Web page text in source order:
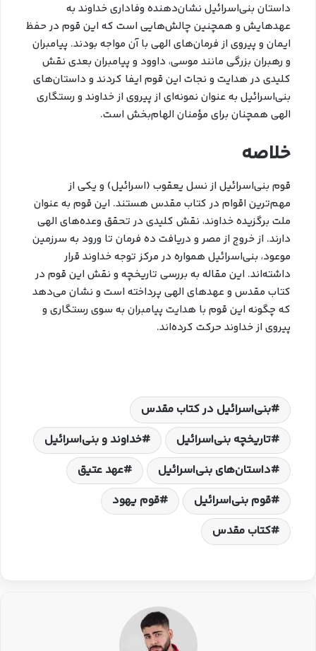
داستان بنی‌اسرائیل نشان‌دهنده وفاداری خداوند به
عهدهایش و همچنین چالش‌هایی است که این قوم در حفظ
ایمان و پیروی از فرمان‌های الهی با آن مواجه بودند. پیامبران
و رهبران بزرگی مانند موسی، داوود و پیامبران بعدی نقش
کلیدی در هدایت و نجات این قوم ایفا کردند و داستان‌های
بنی‌اسرائیل به عنوان نمونه‌ای از پیروی از خداوند و رستگاری
الهی همچنان برای مؤمنان الهام‌بخش است.
خلاصه
قوم بنی‌اسرائیل از نسل یعقوب (اسرائیل) و یکی از
مهم‌ترین اقوام در کتاب مقدس هستند. این قوم به عنوان
ملت برگزیده خداوند، نقش کلیدی در تحقق وعده‌های الهی
دارند. از خروج از مصر و دریافت ده فرمان تا ورود به سرزمین
موعود، بنی‌اسرائیل همواره در مرکز توجه خداوند قرار
داشته‌اند. این مقاله به بررسی تاریخچه و نقش این قوم در
کتاب مقدس و عهدهای الهی پرداخته است و نشان می‌دهد
که چگونه این قوم با هدایت پیامبران به سوی رستگاری و
پیروی از خداوند حرکت کرده‌اند.
بنی‌اسرائیل در کتاب مقدس
تاریخچه بنی‌اسرائیل
خداوند و بنی‌اسرائیل
داستان‌های بنی‌اسرائیل
عهد عتیق
قوم بنی‌اسرائیل
قوم یهود
کتاب مقدس